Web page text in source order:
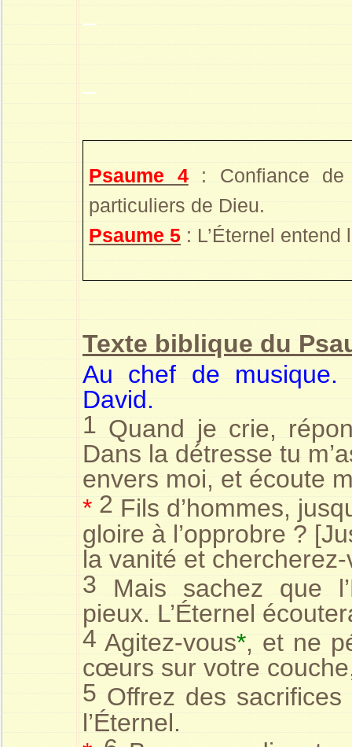
–
–
Psaume 4
: Confiance
particuliers de Dieu.
Psaume 5 : L’Éternel
Texte biblique du
Au chef de musique.
David.
1 Quand je crie,
Dans la détresse tu
envers moi, et écoute
* 2 Fils d’hommes,
gloire à l’opprobre ?
la vanité et
3 Mais sachez que
pieux. L’Éternel
4 Agitez-vous*, et ne
cœurs sur votre
5 Offrez des
l’Éternel.